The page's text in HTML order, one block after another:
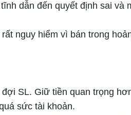
dẫn đến quyết định sai và
nguy hiểm vì bán trong
SL. Giữ tiền quan trọng
sức tài khoản.